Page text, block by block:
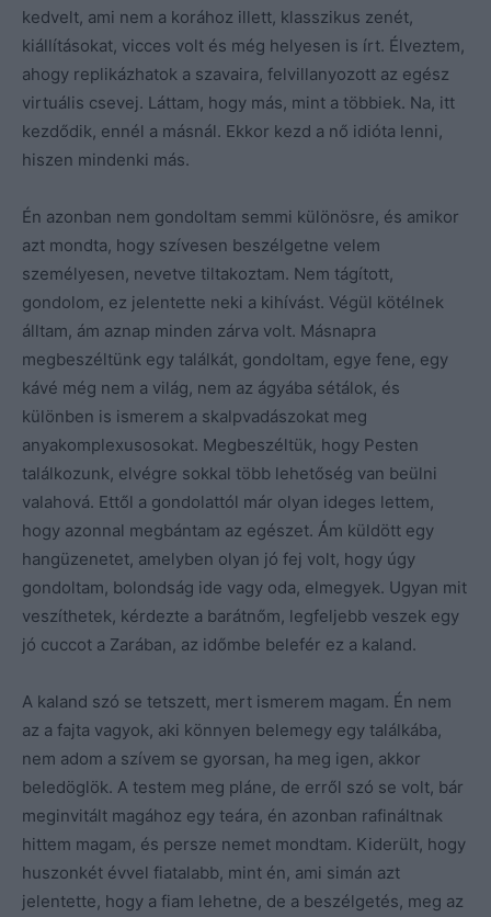
kedvelt, ami nem a korához illett, klasszikus zenét,
kiállításokat, vicces volt és még helyesen is írt. Élveztem,
ahogy replikázhatok a szavaira, felvillanyozott az egész
virtuális csevej. Láttam, hogy más, mint a többiek. Na, itt
kezdődik, ennél a másnál. Ekkor kezd a nő idióta lenni,
hiszen mindenki más.
Én azonban nem gondoltam semmi különösre, és amikor
azt mondta, hogy szívesen beszélgetne velem
személyesen, nevetve tiltakoztam. Nem tágított,
gondolom, ez jelentette neki a kihívást. Végül kötélnek
álltam, ám aznap minden zárva volt. Másnapra
megbeszéltünk egy találkát, gondoltam, egye fene, egy
kávé még nem a világ, nem az ágyába sétálok, és
különben is ismerem a skalpvadászokat meg
anyakomplexusosokat. Megbeszéltük, hogy Pesten
találkozunk, elvégre sokkal több lehetőség van beülni
valahová. Ettől a gondolattól már olyan ideges lettem,
hogy azonnal megbántam az egészet. Ám küldött egy
hangüzenetet, amelyben olyan jó fej volt, hogy úgy
gondoltam, bolondság ide vagy oda, elmegyek. Ugyan mit
veszíthetek, kérdezte a barátnőm, legfeljebb veszek egy
jó cuccot a Zarában, az időmbe belefér ez a kaland.
A kaland szó se tetszett, mert ismerem magam. Én nem
az a fajta vagyok, aki könnyen belemegy egy találkába,
nem adom a szívem se gyorsan, ha meg igen, akkor
beledöglök. A testem meg pláne, de erről szó se volt, bár
meginvitált magához egy teára, én azonban rafináltnak
hittem magam, és persze nemet mondtam. Kiderült, hogy
huszonkét évvel fiatalabb, mint én, ami simán azt
jelentette, hogy a fiam lehetne, de a beszélgetés, meg az